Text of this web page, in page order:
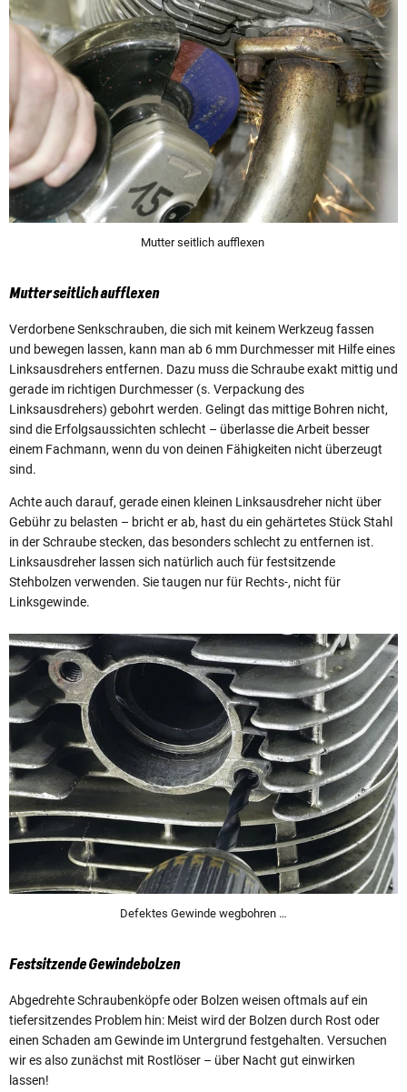
Mutter seitlich aufflexen
Mutter seitlich aufflexen
Verdorbene Senkschrauben, die sich mit keinem Werkzeug fassen
und bewegen lassen, kann man ab 6 mm Durchmesser mit Hilfe eines
Linksausdrehers entfernen. Dazu muss die Schraube exakt mittig und
gerade im richtigen Durchmesser (s. Verpackung des
Linksausdrehers) gebohrt werden. Gelingt das mittige Bohren nicht,
sind die Erfolgsaussichten schlecht – überlasse die Arbeit besser
einem Fachmann, wenn du von deinen Fähigkeiten nicht überzeugt
sind.
Achte auch darauf, gerade einen kleinen Linksausdreher nicht über
Gebühr zu belasten – bricht er ab, hast du ein gehärtetes Stück Stahl
in der Schraube stecken, das besonders schlecht zu entfernen ist.
Linksausdreher lassen sich natürlich auch für festsitzende
Stehbolzen verwenden. Sie taugen nur für Rechts-, nicht für
Linksgewinde.
Defektes Gewinde wegbohren …
Festsitzende Gewindebolzen
Abgedrehte Schraubenköpfe oder Bolzen weisen oftmals auf ein
tiefersitzendes Problem hin: Meist wird der Bolzen durch Rost oder
einen Schaden am Gewinde im Untergrund festgehalten. Versuchen
wir es also zunächst mit Rostlöser – über Nacht gut einwirken
lassen!